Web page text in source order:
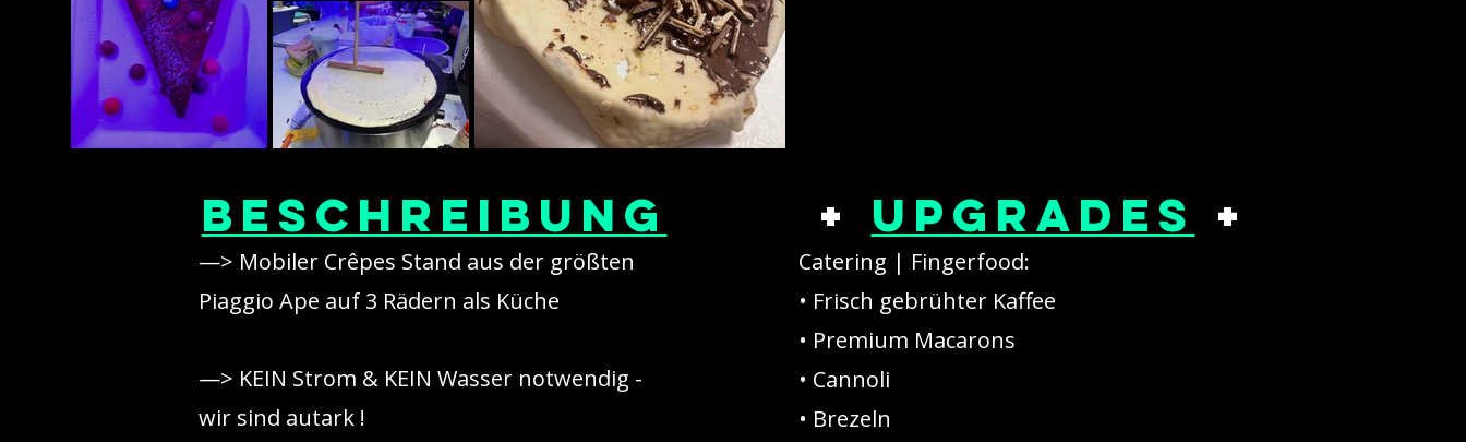
Beschreibung
—> Mobiler Crêpes Stand aus der größten
Piaggio Ape auf 3 Rädern als Küche
—> KEIN Strom & KEIN Wasser notwendig -
wir sind autark !
+ Upgrades +
Catering | Fingerfood:
• Frisch gebrühter Kaffee
• Premium Macarons
• Cannoli
• Brezeln